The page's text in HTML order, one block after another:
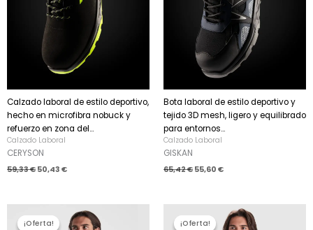
Calzado laboral de estilo deportivo,
hecho en microfibra nobuck y
refuerzo en zona del...
Calzado Laboral
CERYSON
59,33€ 50,43 €
Bota laboral de estilo deportivo y
tejido 3D mesh, ligero y equilibrado
para entornos...
Calzado Laboral
GISKAN
65,42€ 55,60 €
¡Oferta!
¡Oferta!
precio
original
precio
actual
¡Oferta!
¡Oferta!
precio
original
precio
actual